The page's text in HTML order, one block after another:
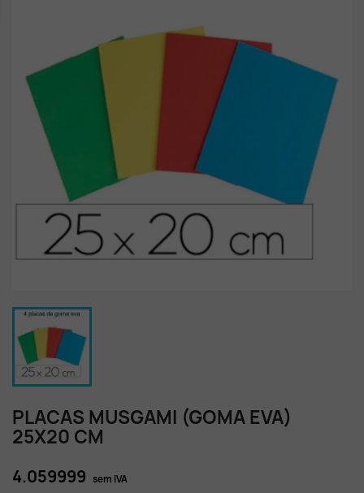
PLACAS MUSGAMI (GOMA EVA)
25X20 CM
4.059999 sem IVA